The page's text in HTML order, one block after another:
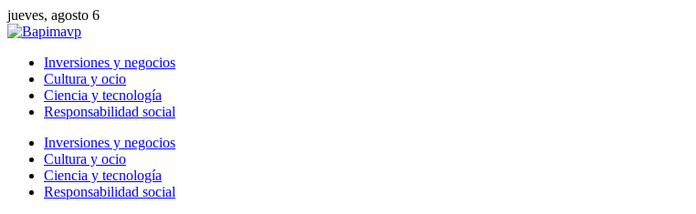
jueves, agosto 6
Inversiones y negocios
Cultura y ocio
Ciencia y tecnología
Responsabilidad social
Inversiones y negocios
Cultura y ocio
Ciencia y tecnología
Responsabilidad social